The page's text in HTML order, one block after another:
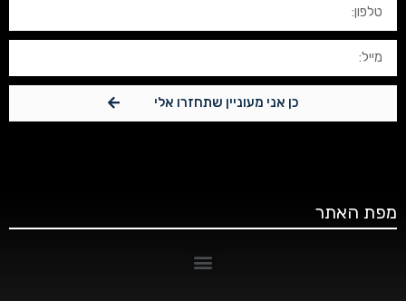
כן אני מעוניין שתחזרו אלי
מפת האתר